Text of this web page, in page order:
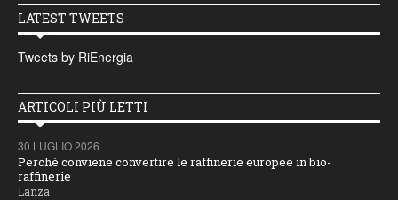
LATEST TWEETS
Tweets by RiEnergia
ARTICOLI PIÙ LETTI
30 LUGLIO 2026
Perché conviene convertire le raffinerie europee in bio-
raffinerie
Lanza